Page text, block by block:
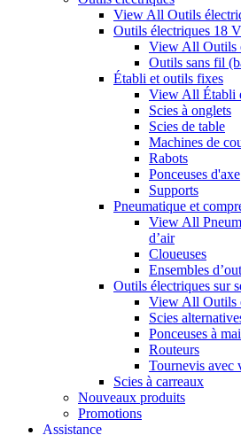
View All Outils
Outils électriques 18 V
View All Outils
Outils sans fil
Établi et outils fixes
View All Établi
Scies à onglets
Scies de table
Machines de
Rabots
Ponceuses d'axe
Supports
Pneumatique et
View All
d’air
Cloueuses
Ensembles
Outils électriques sur
View All Outils
Scies
Ponceuses à
Routeurs
Tournevis avec
Scies à carreaux
Nouveaux produits
Promotions
Assistance